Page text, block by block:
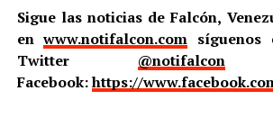
Sigue las noticias de Falcón,
enwww.notifalcon.com síguenos
Twitter @notifalcony
Facebook:https://